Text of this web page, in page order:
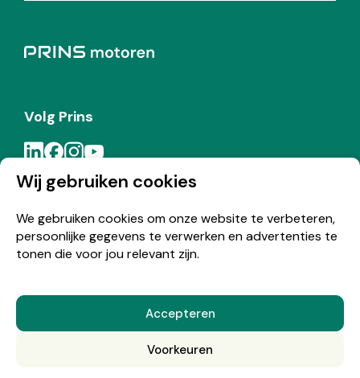
Wij gebruiken cookies
We gebruiken cookies om onze website te verbeteren,
persoonlijke gegevens te verwerken en advertenties te
tonen die voor jou relevant zijn.
Accepteren
Voorkeuren
Volg Prins
Meld je aan voor de Prins nieuwsbrief
© Copyright 2026 Prins